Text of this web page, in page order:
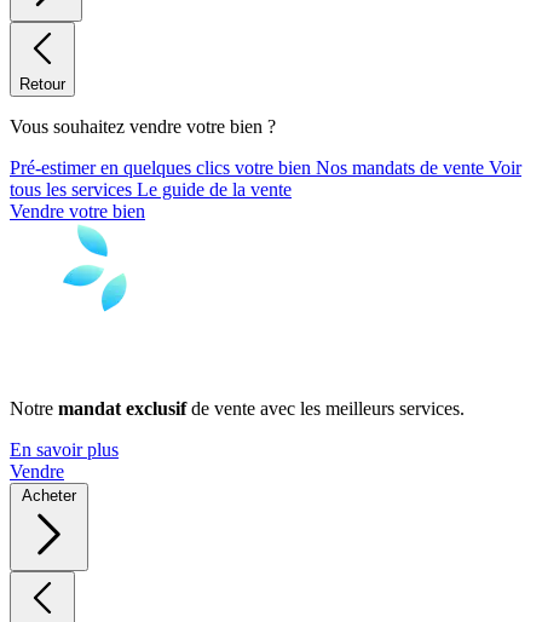
Retour
Vous souhaitez vendre votre bien ?
Pré-estimer en quelques clics votre bien Nos mandats de vente Voir
tous les services Le guide de la vente
Vendre votre bien
Notre mandat exclusifde vente avec les meilleurs services.
En savoir plus
Vendre
Acheter